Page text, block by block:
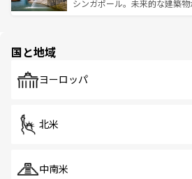
うな絶景から文化的な体験ま
シンガポール。未来的な建築
で、ホーカーズは地元の風情を
国と地域
ヨーロッパ
北米
中南米